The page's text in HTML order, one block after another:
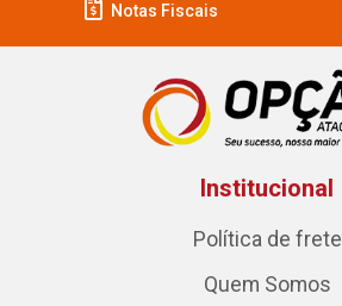
Notas Fiscais
Institucional
Política de frete
Quem Somos